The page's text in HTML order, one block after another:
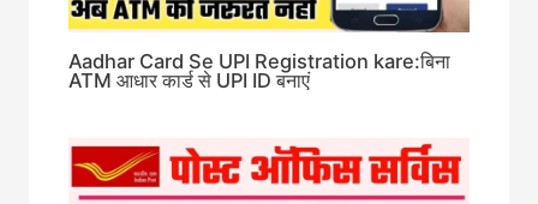
Aadhar Card Se UPI Registration kare:बिना
ATM आधार कार्ड से UPI ID बनाएं